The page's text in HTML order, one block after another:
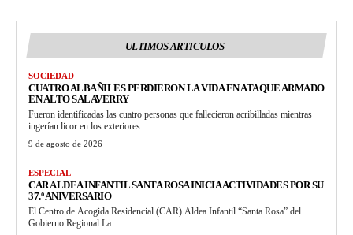
ULTIMOS ARTICULOS
SOCIEDAD
CUATRO ALBAÑILES PERDIERON LA VIDA EN ATAQUE ARMADO
EN ALTO SALAVERRY
Fueron identificadas las cuatro personas que fallecieron acribilladas mientras
ingerían licor en los exteriores...
9 de agosto de 2026
ESPECIAL
CAR ALDEA INFANTIL SANTA ROSA INICIA ACTIVIDADES POR SU
37.º ANIVERSARIO
El Centro de Acogida Residencial (CAR) Aldea Infantil “Santa Rosa” del
Gobierno Regional La...